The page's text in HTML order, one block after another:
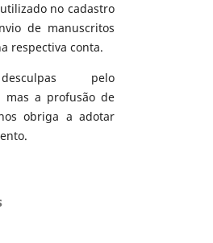
no cadastro
de manuscritos
respectiva conta.
pelo
mas a profusão de
obriga a adotar